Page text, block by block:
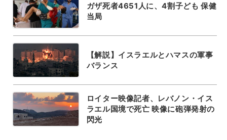
ガザ死者4651人に、4割子ども 保健
当局
【解説】イスラエルとハマスの軍事
バランス
ロイター映像記者、レバノン・イス
ラエル国境で死亡 映像に砲弾発射の
閃光